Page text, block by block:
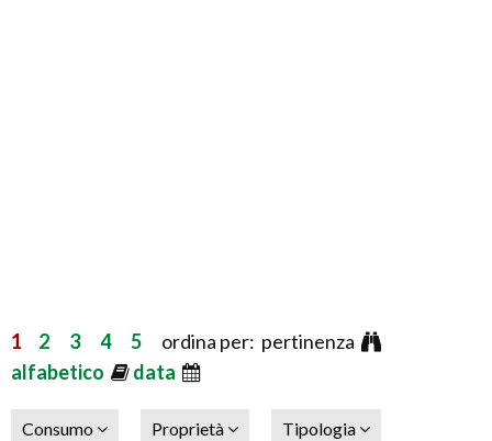
1 2 3 4 5 ordina per: pertinenza
alfabetico
data
Consumo Proprietà Tipologia